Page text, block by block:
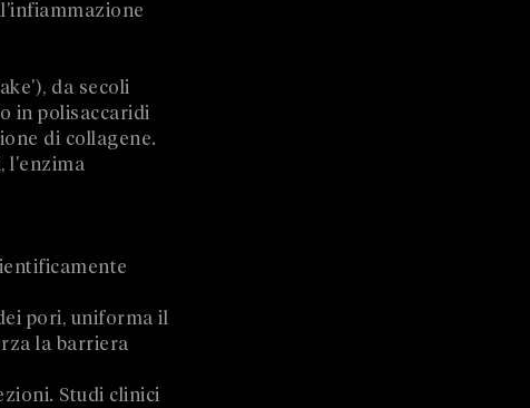
da secoli
in polisaccaridi
di collagene.
l'enzima
pori, uniforma il
la barriera
Studi clinici